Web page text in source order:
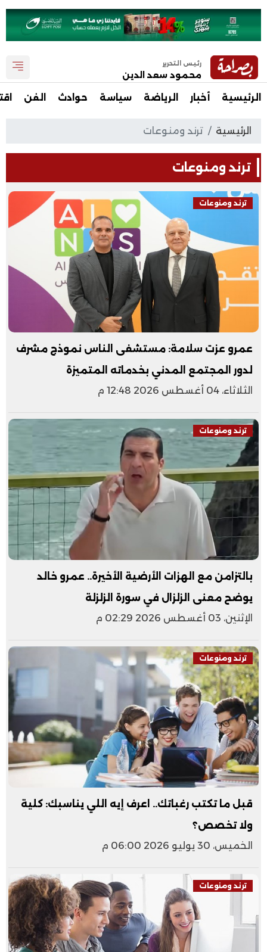
رئيس التحرير
محمود سعد الدين
الرئيسية أخبار الرياضة سياسة حوادث الفن
الرئيسية ترند ومنوعات
ترند ومنوعات
ترند ومنوعات
عمرو عزت سلامة: مستشفى الناس نموذج مشرف
لدور المجتمع المدني بخدماته المتميزة
الثلاثاء، 04 أغسطس 2026 12:48 م
ترند ومنوعات
بالتزامن مع الهزات الأرضية الأخيرة.. عمرو خالد
يوضح معنى الزلزال في سورة الزلزلة
الإثنين، 03 أغسطس 2026 02:29 م
ترند ومنوعات
قبل ما تكتب رغباتك.. اعرف إيه اللي يناسبك: كلية
ولا تخصص؟
الخميس، 30 يوليو 2026 06:00 م
ترند ومنوعات